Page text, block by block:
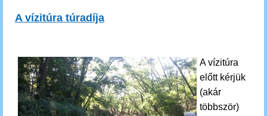
A vízitúra túradíja
A vízitúra
előtt kérjük
(akár
többször)